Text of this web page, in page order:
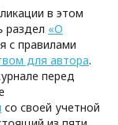
в этом
раздел «О
с правилами
для автора.
перед
со своей учетной